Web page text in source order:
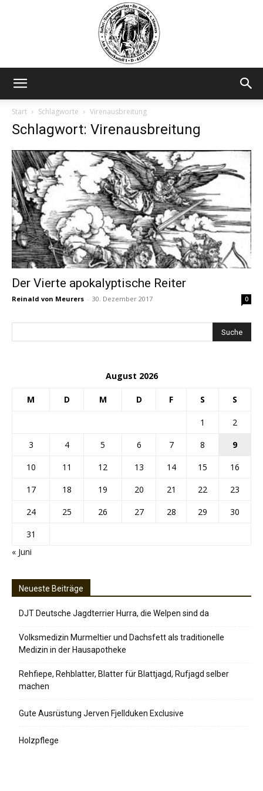
Start
Schlagworte Virenausbreitung
Schlagwort: Virenausbreitung
Der Vierte apokalyptische Reiter
Reinald von Meurers - 30. Dezember 2017 0
August 2026
M D M D F S S
1
2
3
4 5 6 7 8
9
10
11 12 13 14 15
16
17
18 19 20 21 22
23
24
25 26 27 28 29
30
31
« Juni
Neueste Beiträge
DJT Deutsche Jagdterrier Hurra, die Welpen sind da
Volksmedizin Murmeltier und Dachsfett als traditionelle
Medizin in der Hausapotheke
Rehfiepe, Rehblatter, Blatter für Blattjagd, Rufjagd selber
machen
Gute Ausrüstung Jerven Fjellduken Exclusive
Holzpflege